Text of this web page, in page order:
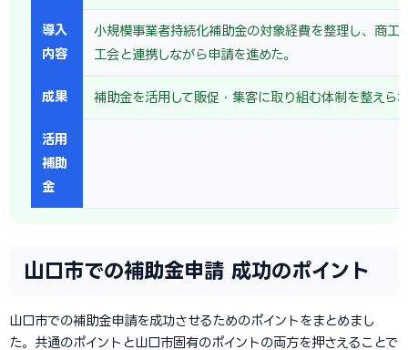
導入
内容
小規模事業者持続化補助金の対象経費を整理し、商工
工会と連携しながら申請を進めた。
成果 補助金を活用して販促・集客に取り組む体制を整えら
活用
補助
金
山口市での補助金申請 成功のポイント
山口市での補助金申請を成功させるためのポイントをまとめまし
た。共通のポイントと山口市固有のポイントの両方を押さえることで